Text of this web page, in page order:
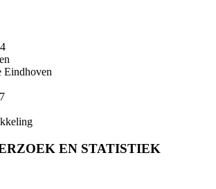
Eindhoven
EN STATISTIEK